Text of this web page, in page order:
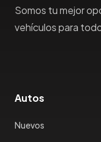
Somos tu mejor
vehículos para
Autos
Nuevos